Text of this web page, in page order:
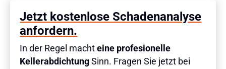
Jetzt kostenlose Schadenanalyse
anfordern.
In der Regel machteine profesionelle
Kellerabdichtung Sinn. Fragen Sie jetzt bei